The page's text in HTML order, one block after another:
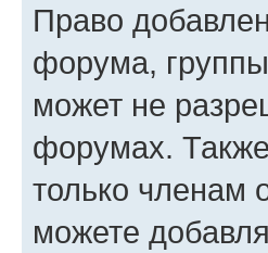
Право
форума,
может не
форумах.
только членам
можете